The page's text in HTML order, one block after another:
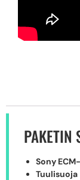
PAKETIN
Sony
Tuulisuoja